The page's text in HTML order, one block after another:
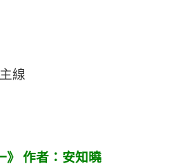
線
作者：安知曉